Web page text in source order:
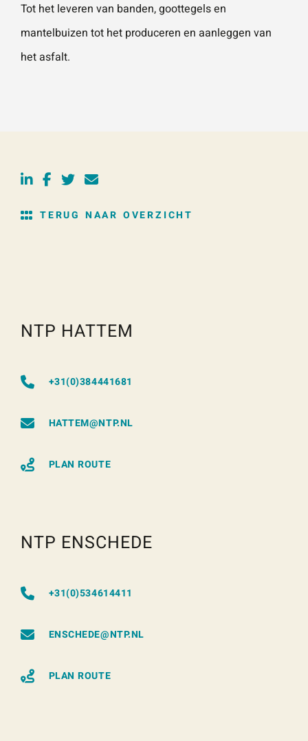
Tot het leveren van banden, goottegels en
mantelbuizen tot het produceren en aanleggen van
het asfalt.
TERUG NAAR OVERZICHT
NTP HATTEM
+31(0)384441681
HATTEM@NTP.NL
PLAN ROUTE
NTP ENSCHEDE
+31(0)534614411
ENSCHEDE@NTP.NL
PLAN ROUTE